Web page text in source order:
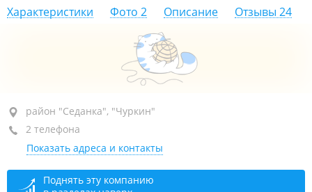
Характеристики Фото 2 Описание Отзывы 24
район "Седанка", ул. Полетаева, 6Д
ТРК "Седанка Сити", 1-й этаж
открыто: 10:00–22:00
район "Седанка", "Чуркин"
2 телефона
Показать адреса и контакты
Поднять эту компанию